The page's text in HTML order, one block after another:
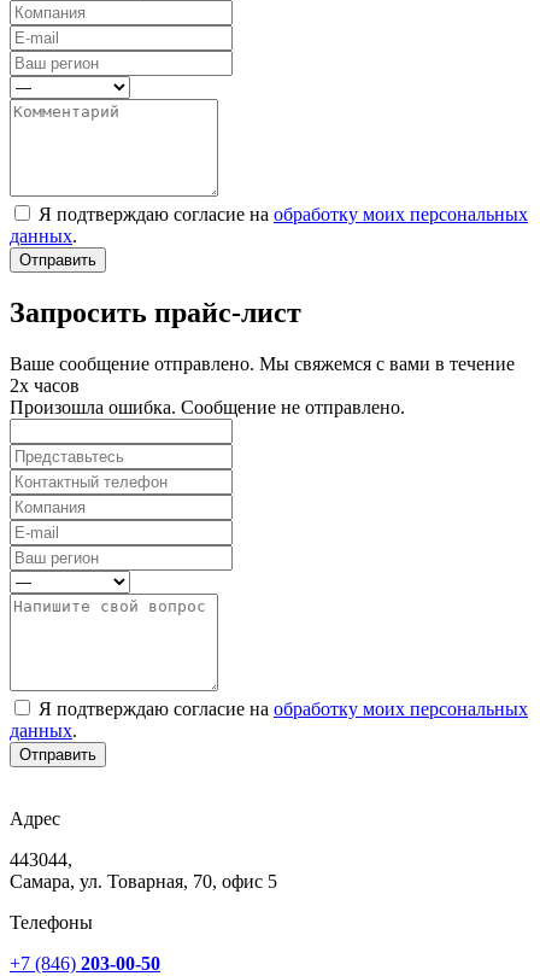
Я подтверждаю согласие на обработку моих персональных
данных.
Отправить
Запросить прайс-лист
Ваше сообщение отправлено. Мы свяжемся с вами в течение
2х часов
Произошла ошибка. Сообщение не отправлено.
Я подтверждаю согласие на обработку моих персональных
данных.
Отправить
Адрес
443044,
Самара, ул. Товарная, 70, офис 5
Телефоны
+7 (846) 203-00-50